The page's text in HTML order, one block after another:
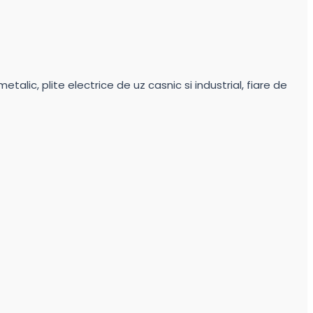
plite electrice de uz casnic si industrial, fiare de